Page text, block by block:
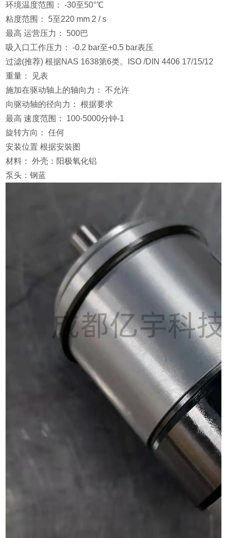
环境温度范围： -30至50°℃
粘度范围： 5至220 mm 2 / s
最高 运营压力： 500巴
吸入口工作压力： -0.2 bar至+0.5 bar表压
过滤(推荐) 根据NAS 1638第6类。ISO /DIN 4406 17/15/12
重量： 见表
施加在驱动轴上的轴向力： 不允许
向驱动轴的径向力： 根据要求
最高 速度范围： 100-5000分钟-1
旋转方向： 任何
安装位置 根据安裝图
材料： 外壳：阳极氧化铝
泵头：钢蓝